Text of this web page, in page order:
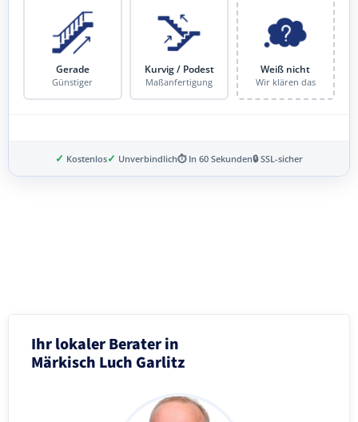
Gerade
Günstiger
Kurvig / Podest
Maßanfertigung
Weiß nicht
Wir klären das
✓ Kostenlos✓ Unverbindlich⏱ In 60 Sekunden🔒 SSL-sicher
Ihr lokaler Berater in
Märkisch Luch Garlitz